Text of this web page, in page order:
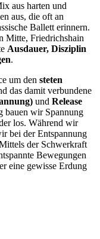
aus harten und
aus, die oft an
Ballett erinnern.
Mitte, Friedrichshain
Ausdauer, Disziplin
.
um den steten
das damit verbundene
und Release
bauen wir Spannung
los. Während wir
bei der Entspannung
der Schwerkraft
Bewegungen
eine gewisse Erdung